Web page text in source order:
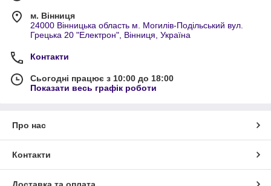
м. Вінниця
24000 Вінницька область м. Могилів-Подільський вул.
Грецька 20 "Електрон", Вінниця, Україна
Контакти
Сьогодні працює з 10:00 до 18:00
Показати весь графік роботи
Про нас
Контакти